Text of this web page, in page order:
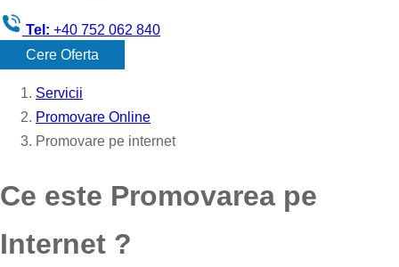
Tel: +40 752 062 840
Cere Oferta
Servicii
Promovare Online
Promovare pe internet
Ce este Promovarea pe
Internet ?